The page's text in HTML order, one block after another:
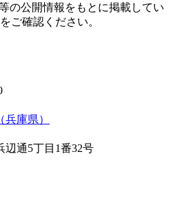
の公開情報をもとに掲載してい
ご確認ください。
庫県）
辺通5丁目1番32号